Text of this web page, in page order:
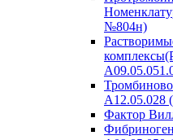
№804н)
A12.05.028
Фактор